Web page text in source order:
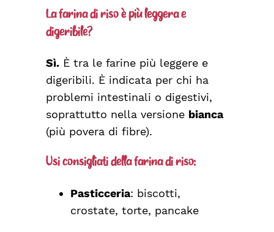
La farina di riso è più leggera e
digeribile?
Sì.È tra le farine più leggere e
digeribili. È indicata per chi ha
problemi intestinali o digestivi,
soprattutto nella versione bianca
(più povera di fibre).
Usi consigliati della farina di riso:
Pasticceria: biscotti,
crostate, torte, pancake